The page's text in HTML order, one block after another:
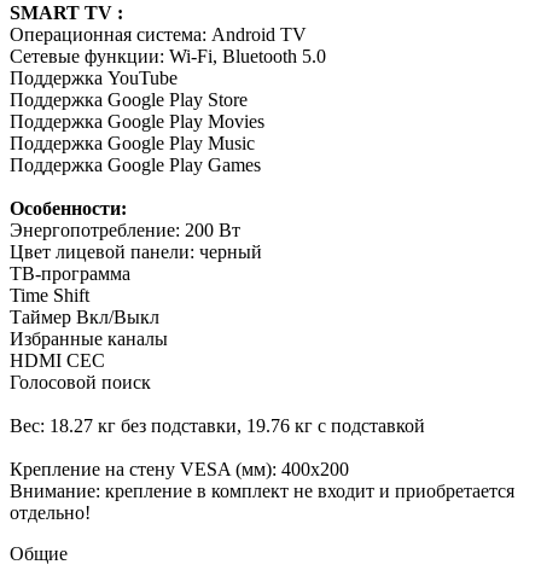
SMART TV :
Операционная система: Android TV
Сетевые функции: Wi-Fi, Bluetooth 5.0
Поддержка YouTube
Поддержка Google Play Store
Поддержка Google Play Movies
Поддержка Google Play Music
Поддержка Google Play Games
Особенности:
Энергопотребление: 200 Вт
Цвет лицевой панели: черный
ТВ-программа
Time Shift
Таймер Вкл/Выкл
Избранные каналы
HDMI CEC
Голосовой поиск
Вес: 18.27 кг без подставки, 19.76 кг с подставкой
Крепление на стену VESA (мм): 400х200
Внимание: крепление в комплект не входит и приобретается
отдельно!
Общие